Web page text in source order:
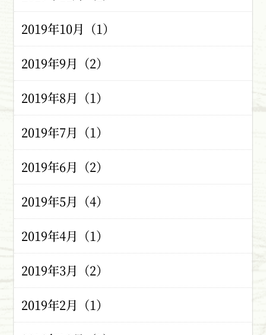
2019年10月（1）
2019年9月（2）
2019年8月（1）
2019年7月（1）
2019年6月（2）
2019年5月（4）
2019年4月（1）
2019年3月（2）
2019年2月（1）